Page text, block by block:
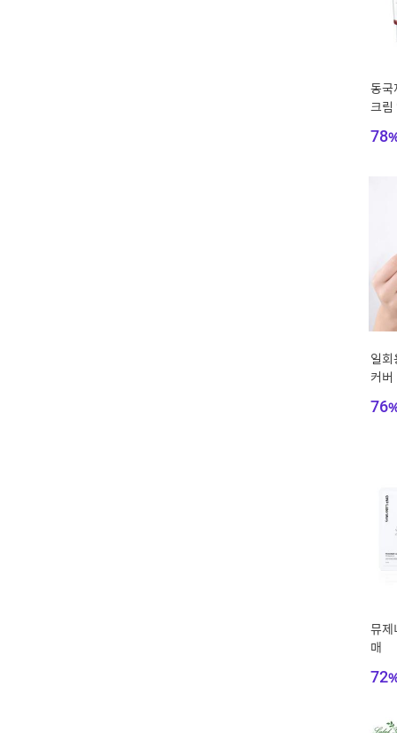
동
크
78
일
커
76
뮤
매
72